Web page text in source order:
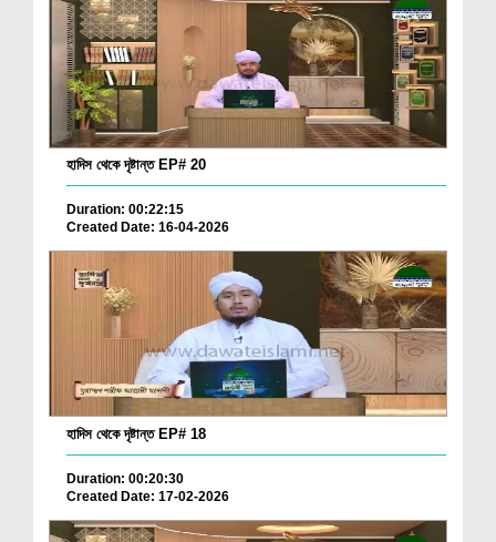
হাদিস থেকে দৃষ্টান্ত EP# 20
Duration: 00:22:15
Created Date: 16-04-2026
হাদিস থেকে দৃষ্টান্ত EP# 18
Duration: 00:20:30
Created Date: 17-02-2026